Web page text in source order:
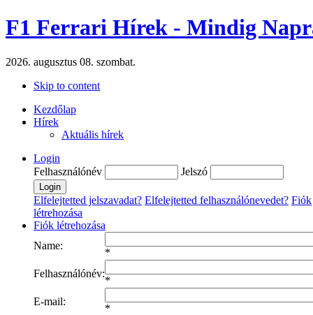
F1 Ferrari Hírek - Mindig
2026. augusztus 08. szombat.
Skip to content
Kezdőlap
Hírek
Aktuális hírek
Login
Felhasználónév
Jelszó
Elfelejtetted jelszavadat? Elfelejtetted felhasználónevedet? Fiók
létrehozása
Fiók létrehozása
Name:
*
Felhasználónév:
*
E-mail:
*